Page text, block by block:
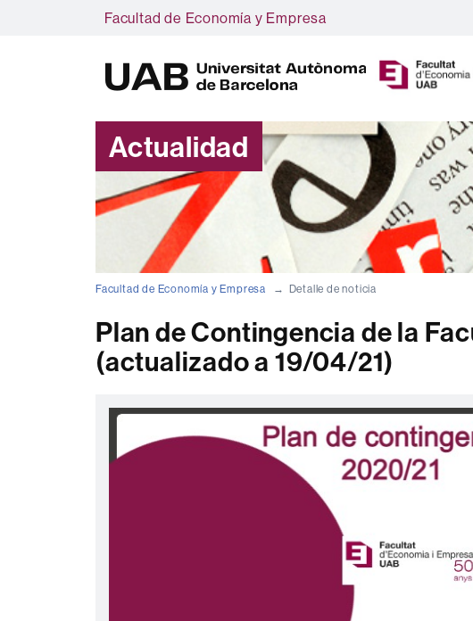
Facultad de Economía y Empresa
Actualidad
Facultad de Economía y Empresa Detalle de noticia
Plan de Contingencia de la
(actualizado a 19/04/21)